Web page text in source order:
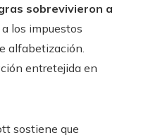
sobrevivieron a
los impuestos
alfabetización.
entretejida en
sostiene que